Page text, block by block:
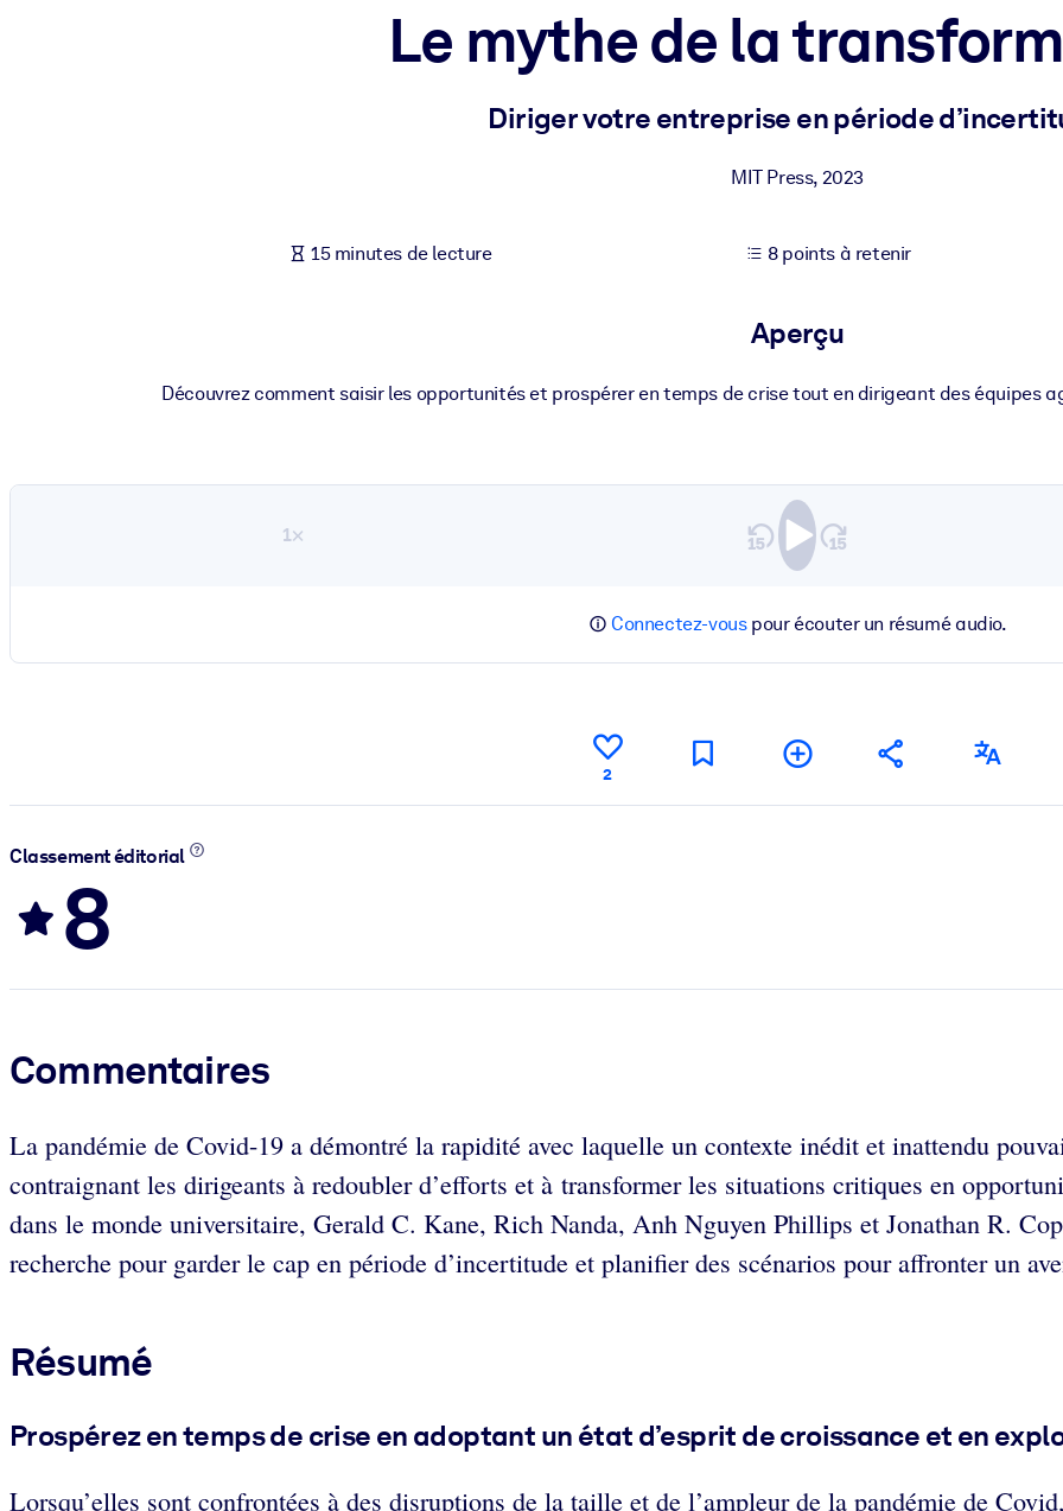
Enrichissez votre bibliothèque d'entreprise avec des connaissances commerciales fiables et prêtes à l'emploi.
Alimentez vos systèmes d'IA avec des connaissances fiables et structurées pour améliorer les résultats.
Le mythe de la
Diriger votre entreprise en période
MIT Press, 2023
15 minutes de lecture 8 points à retenir
Aperçu
Découvrez comment saisir les opportunités et prospérer en temps de crise tout en dirigeant des équipes
1×
Connectez-vouspour écouter un résumé audio.
2
Classement éditorial
8
Commentaires
La pandémie de Covid-19 a démontré la rapidité avec laquelle un contexte inédit et inattendu
contraignant les dirigeants à redoubler d’efforts et à transformer les situations critiques en
dans le monde universitaire, Gerald C. Kane, Rich Nanda, Anh Nguyen Phillips et Jonathan R.
recherche pour garder le cap en période d’incertitude et planifier des scénarios pour affronter un
Résumé
Prospérez en temps de crise en adoptant un état d’esprit de croissance et en
Lorsqu’elles sont confrontées à des disruptions de la taille et de l’ampleur de la pandémie de